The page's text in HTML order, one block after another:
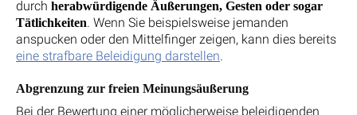
durch herabwürdigende Äußerungen, Gesten oder sogar
Tätlichkeiten. Wenn Sie beispielsweise jemanden
anspucken oder den Mittelfinger zeigen, kann dies bereits
eine strafbare Beleidigung darstellen.
Abgrenzung zur freien Meinungsäußerung
Bei der Bewertung einer möglicherweise beleidigenden